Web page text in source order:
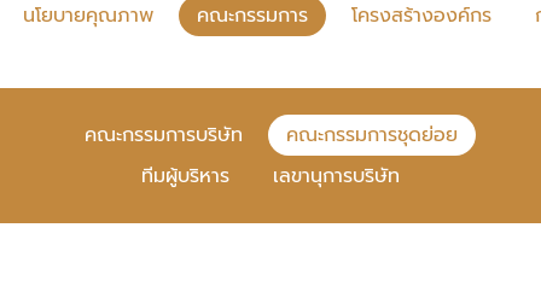
นโยบายคุณภาพ คณะกรรมการ โครงสร้างองค์กร
คณะกรรมการบริษัท
คณะกรรมการชุดย่อย
ทีมผู้บริหาร
เลขานุการบริษัท